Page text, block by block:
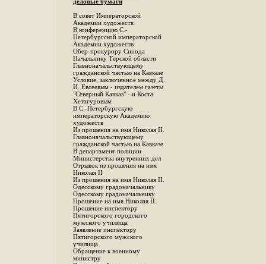
деловые бумаги
В совет Императорской
Академии художеств
В конференцию С.-
Петербургской императорской
Академии художеств
Обер-прокурору Синода
Начальнику Терской области
Главноначальствующему
гражданской частью на Кавказе
Условие, заключенное между Д.
И. Евсеевым - издателем газеты
"Северный Кавказ" - и Коста
Хетагуровым
В С.-Петербургскую
императорскую Академию
художеств
Из прошения на имя Николая II.
Главноначальствующему
гражданской частью на Кавказе
В департамент полиции
Министерства внутренних дел
Отрывок из прошения на имя
Николая II
Из прошения на имя Николая II.
Одесскому градоначальнику
Одесскому градоначальнику
Прошение на имя Николая II.
Прошение инспектору
Пятигорского городского
мужского училища
Заявление инспектору
Пятигорского мужского
училища
Обращение к военному
министру